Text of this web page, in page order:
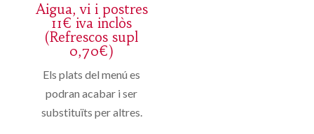
Aigua, vi i postres
11€ iva inclòs
(Refrescos supl
0,70€)
Els plats del menú es
podran acabar i ser
substituïts per altres.